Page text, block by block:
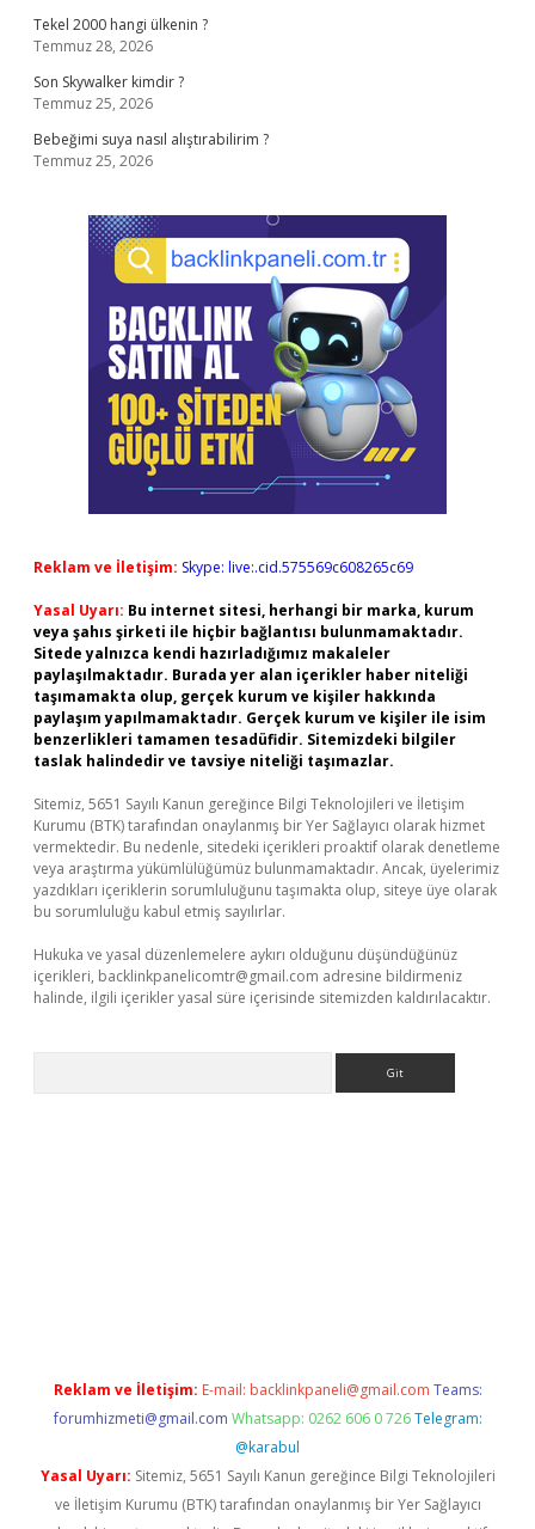
Tekel 2000 hangi ülkenin ?
Temmuz 28, 2026
Son Skywalker kimdir ?
Temmuz 25, 2026
Bebeğimi suya nasıl alıştırabilirim ?
Temmuz 25, 2026
Reklam ve İletişim: Skype: live:.cid.575569c608265c69
Yasal Uyarı: Bu internet sitesi, herhangi bir marka, kurum
veya şahıs şirketi ile hiçbir bağlantısı bulunmamaktadır.
Sitede yalnızca kendi hazırladığımız makaleler
paylaşılmaktadır. Burada yer alan içerikler haber niteliği
taşımamakta olup, gerçek kurum ve kişiler hakkında
paylaşım yapılmamaktadır. Gerçek kurum ve kişiler ile isim
benzerlikleri tamamen tesadüfidir. Sitemizdeki bilgiler
taslak halindedir ve tavsiye niteliği taşımazlar.
Sitemiz, 5651 Sayılı Kanun gereğince Bilgi Teknolojileri ve İletişim
Kurumu (BTK) tarafından onaylanmış bir Yer Sağlayıcı olarak hizmet
vermektedir. Bu nedenle, sitedeki içerikleri proaktif olarak denetleme
veya araştırma yükümlülüğümüz bulunmamaktadır. Ancak, üyelerimiz
yazdıkları içeriklerin sorumluluğunu taşımakta olup, siteye üye olarak
bu sorumluluğu kabul etmiş sayılırlar.
Hukuka ve yasal düzenlemelere aykırı olduğunu düşündüğünüz
içerikleri, backlinkpanelicomtr@gmail.com adresine bildirmeniz
halinde, ilgili içerikler yasal süre içerisinde sitemizden kaldırılacaktır.
Reklam ve İletişim: E-mail: backlinkpaneli@gmail.com Teams:
forumhizmeti@gmail.com Whatsapp: 0262 606 0 726 Telegram:
@karabul
Yasal Uyarı: Sitemiz, 5651 Sayılı Kanun gereğince Bilgi Teknolojileri
ve İletişim Kurumu (BTK) tarafından onaylanmış bir Yer Sağlayıcı